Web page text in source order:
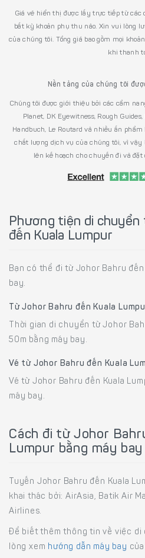
Giá vé hiển thị được lấy trực tiếp từ các
bất kỳ khoản phụ thu nào. Xin vui lòng
của chúng tôi. Tổng giá bao gồm mọi
khi thanh
Nền tảng của chúng tôi
Chúng tôi được giới thiệu bởi các cẩm
Planet, DK Eyewitness, Rough
Handbuch, Le Routard và nhiều ấn
chất lượng dịch vụ của chúng tôi, vì vậy
lên kế hoạch cho chuyến đi và
Phương tiện di chuyển
đến Kuala Lumpur
Bạn có thể đi từ Johor Bahru đến
bay.
Từ Johor Bahru đến Kuala
Thời gian di chuyển từ Johor
50m bằng máy bay.
Vé từ Johor Bahru đến Kuala
Vé từ Johor Bahru đến Kuala
máy bay.
Cách đi từ Johor
Lumpur bằng máy bay
Tuyến Johor Bahru đến Kuala
khai thác bởi: AirAsia, Batik Air
Airlines.
Để biết thêm thông tin về việc di
lòng xem hướng dẫn máy bay